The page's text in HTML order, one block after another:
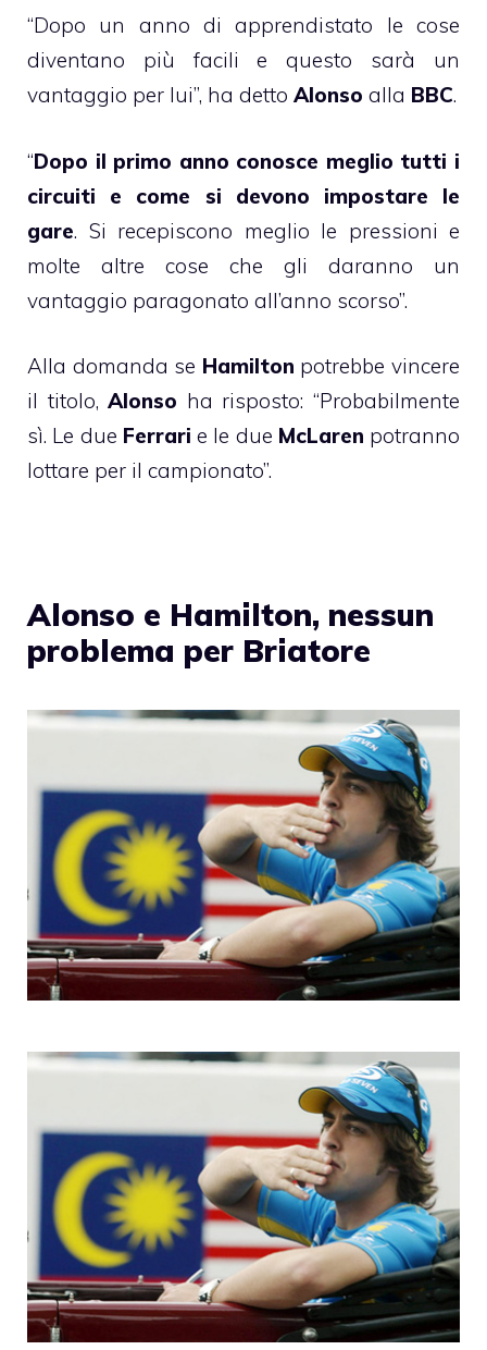
“Dopo un anno di apprendistato le cose
diventano più facili e questo sarà un
vantaggio per lui”, ha detto Alonso alla BBC.
“Dopo il primo anno conosce meglio tutti i
circuiti e come si devono impostare le
gare. Si recepiscono meglio le pressioni e
molte altre cose che gli daranno un
vantaggio paragonato all’anno scorso”.
Alla domanda se Hamilton potrebbe vincere
il titolo,Alonso ha risposto: “Probabilmente
sì. Le due Ferrari e le due McLaren potranno
lottare per il campionato”.
Alonso e Hamilton, nessun
problema per Briatore